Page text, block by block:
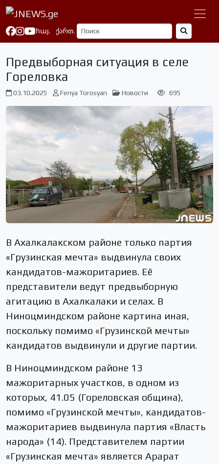
հայ. ქართ.
Предвыборная ситуация в селе
Гореловка
03.10.2025 Fenya Torosyan Новости 695
В Ахалкалакском районе только партия
«Грузинская мечта» выдвинула своих
кандидатов-мажоритариев. Её
представители ведут предвыборную
агитацию в Ахалкалаки и селах. В
Ниноцминдском районе картина иная,
поскольку помимо «Грузинской мечты»
кандидатов выдвинули и другие партии.
В Ниноцминдском районе 13
мажоритарных участков, в одном из
которых, 41.05 (Гореловская община),
помимо «Грузинской мечты», кандидатов-
мажоритариев выдвинула партия «Власть
народа» (14). Представителем партии
«Грузинская мечта» является Арарат